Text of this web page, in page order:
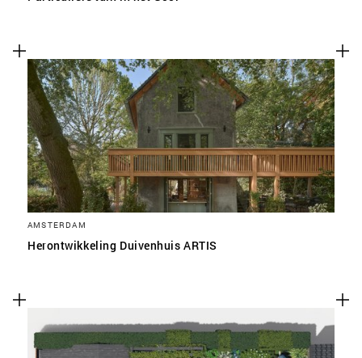
AMSTERDAM
Herontwikkeling Duivenhuis ARTIS